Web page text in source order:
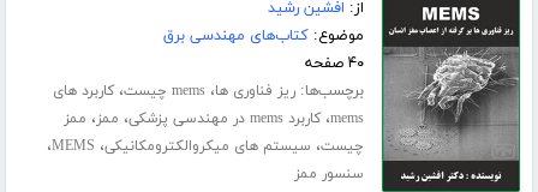
از: افشین رشید
موضوع:کتاب‌های مهندسی برق
۴۰ صفحه
برچسب‌ها:ریز فناوری ها،mems چیست ،کاربرد های
mems،کاربرد mems در مهندسی پزشکی ، ممز، ممز
چیست، سیستم های میکروالکترومکانیکی، MEMS،
سنسور ممز